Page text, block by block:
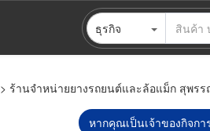
ธุรกิจ
> ร้านจำหน่ายยางรถยนต์และล้อแม็ก สุพร
หากคุณเป็นเจ้าของกิจก